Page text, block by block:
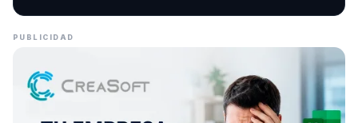
PUBLICIDAD